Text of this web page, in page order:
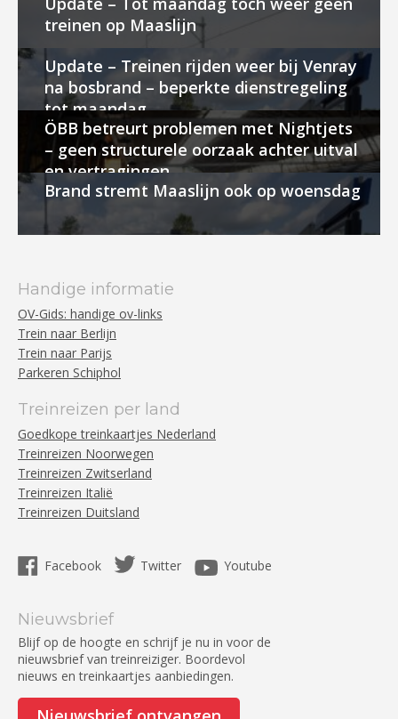
treinen op Maaslijn
Update – Treinen rijden weer bij Venray
na bosbrand – beperkte dienstregeling
tot maandag
ÖBB betreurt problemen met Nightjets
– geen structurele oorzaak achter uitval
en vertragingen
Brand stremt Maaslijn ook op woensdag
Handige informatie
OV-Gids: handige ov-links
Trein naar Berlijn
Trein naar Parijs
Parkeren Schiphol
Treinreizen per land
Goedkope treinkaartjes Nederland
Treinreizen Noorwegen
Treinreizen Zwitserland
Treinreizen Italië
Treinreizen Duitsland
Facebook Twitter Youtube
Nieuwsbrief
Blijf op de hoogte en schrijf je nu in voor de
nieuwsbrief van treinreiziger. Boordevol
nieuws en treinkaartjes aanbiedingen.